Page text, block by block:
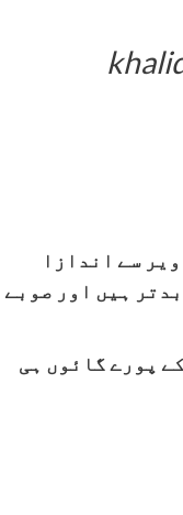
سے اندازا
ہیں اور صوبے
پانی ہے اور پورے کے پورے گائوں ہی